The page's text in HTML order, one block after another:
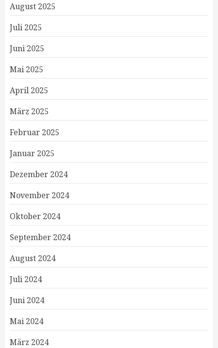
August 2025
Juli 2025
Juni 2025
Mai 2025
April 2025
März 2025
Februar 2025
Januar 2025
Dezember 2024
November 2024
Oktober 2024
September 2024
August 2024
Juli 2024
Juni 2024
Mai 2024
März 2024